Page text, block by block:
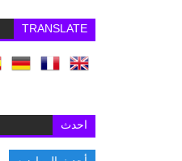
TRANSLATE
احدث